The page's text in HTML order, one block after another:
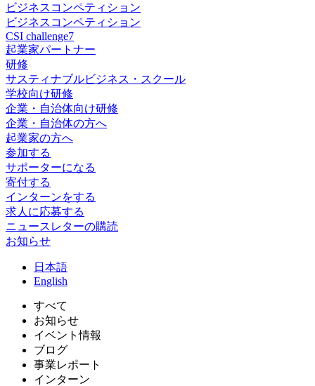
ビジネスコンペティション
ビジネスコンペティション
CSI challenge7
起業家パートナー
研修
サスティナブルビジネス・スクール
学校向け研修
企業・自治体向け研修
企業・自治体の方へ
起業家の方へ
参加する
サポーターになる
寄付する
インターンをする
求人に応募する
ニュースレターの購読
お知らせ
日 本語
English
すべて
お知らせ
イベント情報
ブログ
事業レポート
インターン